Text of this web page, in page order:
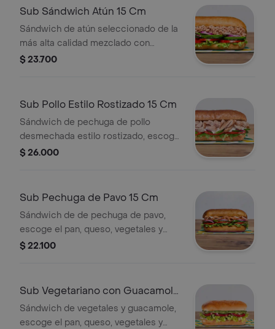
Sub Sándwich Atún 15 Cm
Sándwich de atún seleccionado de la
más alta calidad mezclado con
mayonesa, escoge el pan, queso,
$ 23.700
Sub Pollo Estilo Rostizado 15 Cm
Sándwich de pechuga de pollo
desmechada estilo rostizado, escoge
el pan, queso, vegetales y salsas que
$ 26.000
Sub Pechuga de Pavo 15 Cm
Sándwich de de pechuga de pavo,
escoge el pan, queso, vegetales y
salsas que prefieras.
$ 22.100
Sub Vegetariano con Guacamole
15 Cm
Sándwich de vegetales y guacamole,
escoge el pan, queso, vegetales y